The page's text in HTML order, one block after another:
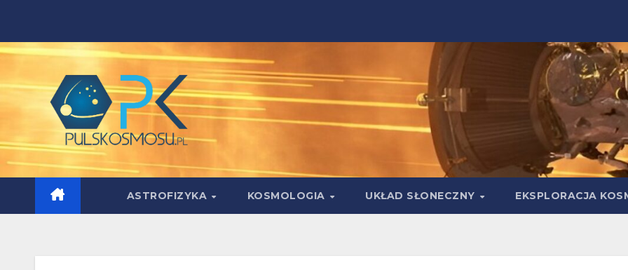
content
ASTROFIZYKA KOSMOLOGIA UKŁAD SŁONECZNY EKSPLORACJA